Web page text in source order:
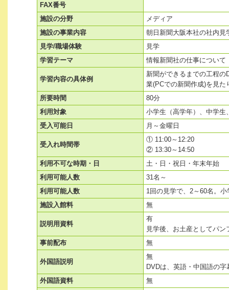
FAX番号
施設の分野
メディア
施設の事業内容
朝日新聞大阪本社の社内
見学/職場体験
見学
学習テーマ
情報新聞社の仕事について
学習内容の具体例
新聞ができるまでの工程
業(PCでの新聞作成)を見
所要時間
80分
利用対象
小学生（高学年）、中学生
受入可能日
月～金曜日
受入れ時間帯
① 11:00～12:20
② 13:30～14:50
利用不可な時期・日
土・日・祝日・年末年始
利用可能人数
31名～
利用可能人数
1回の見学で、2～60名。
施設入館料
無
説明用資料
有
見学後、お土産としてパ
事前配布
無
外国語説明
無
DVDは、英語・中国語の字
外国語資料
無